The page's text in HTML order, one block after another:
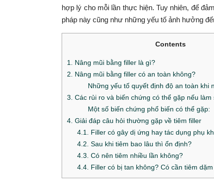
hợp lý cho mỗi lần thực hiện. Tuy nhiên, để
pháp này cũng như những yếu tố ảnh hưởng
Contents
1. Nâng mũi bằng filler là gì?
2. Nâng mũi bằng filler có an toàn không?
Những yếu tố quyết định độ an toàn khi
3. Các rủi ro và biến chứng có thể gặp nếu làm
Một số biến chứng phổ biến có thể gặp:
4. Giải đáp câu hỏi thường gặp về tiêm filler
4.1. Filler có gây dị ứng hay tác dụng phụ
4.2. Sau khi tiêm bao lâu thì ổn định?
4.3. Có nên tiêm nhiều lần không?
4.4. Filler có bị tan không? Có cần tiêm